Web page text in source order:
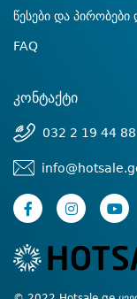
წესები და
FAQ
კონტაქტი
032 2 19 44 88